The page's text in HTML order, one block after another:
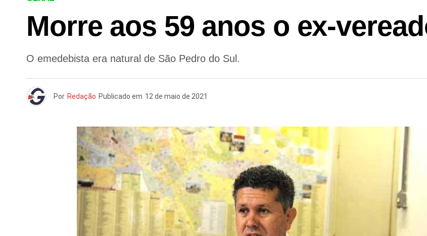
Morre aos 59 anos o ex-
O emedebista era natural de São Pedro do Sul.
Por Redação Publicado em 12 de maio de 2021